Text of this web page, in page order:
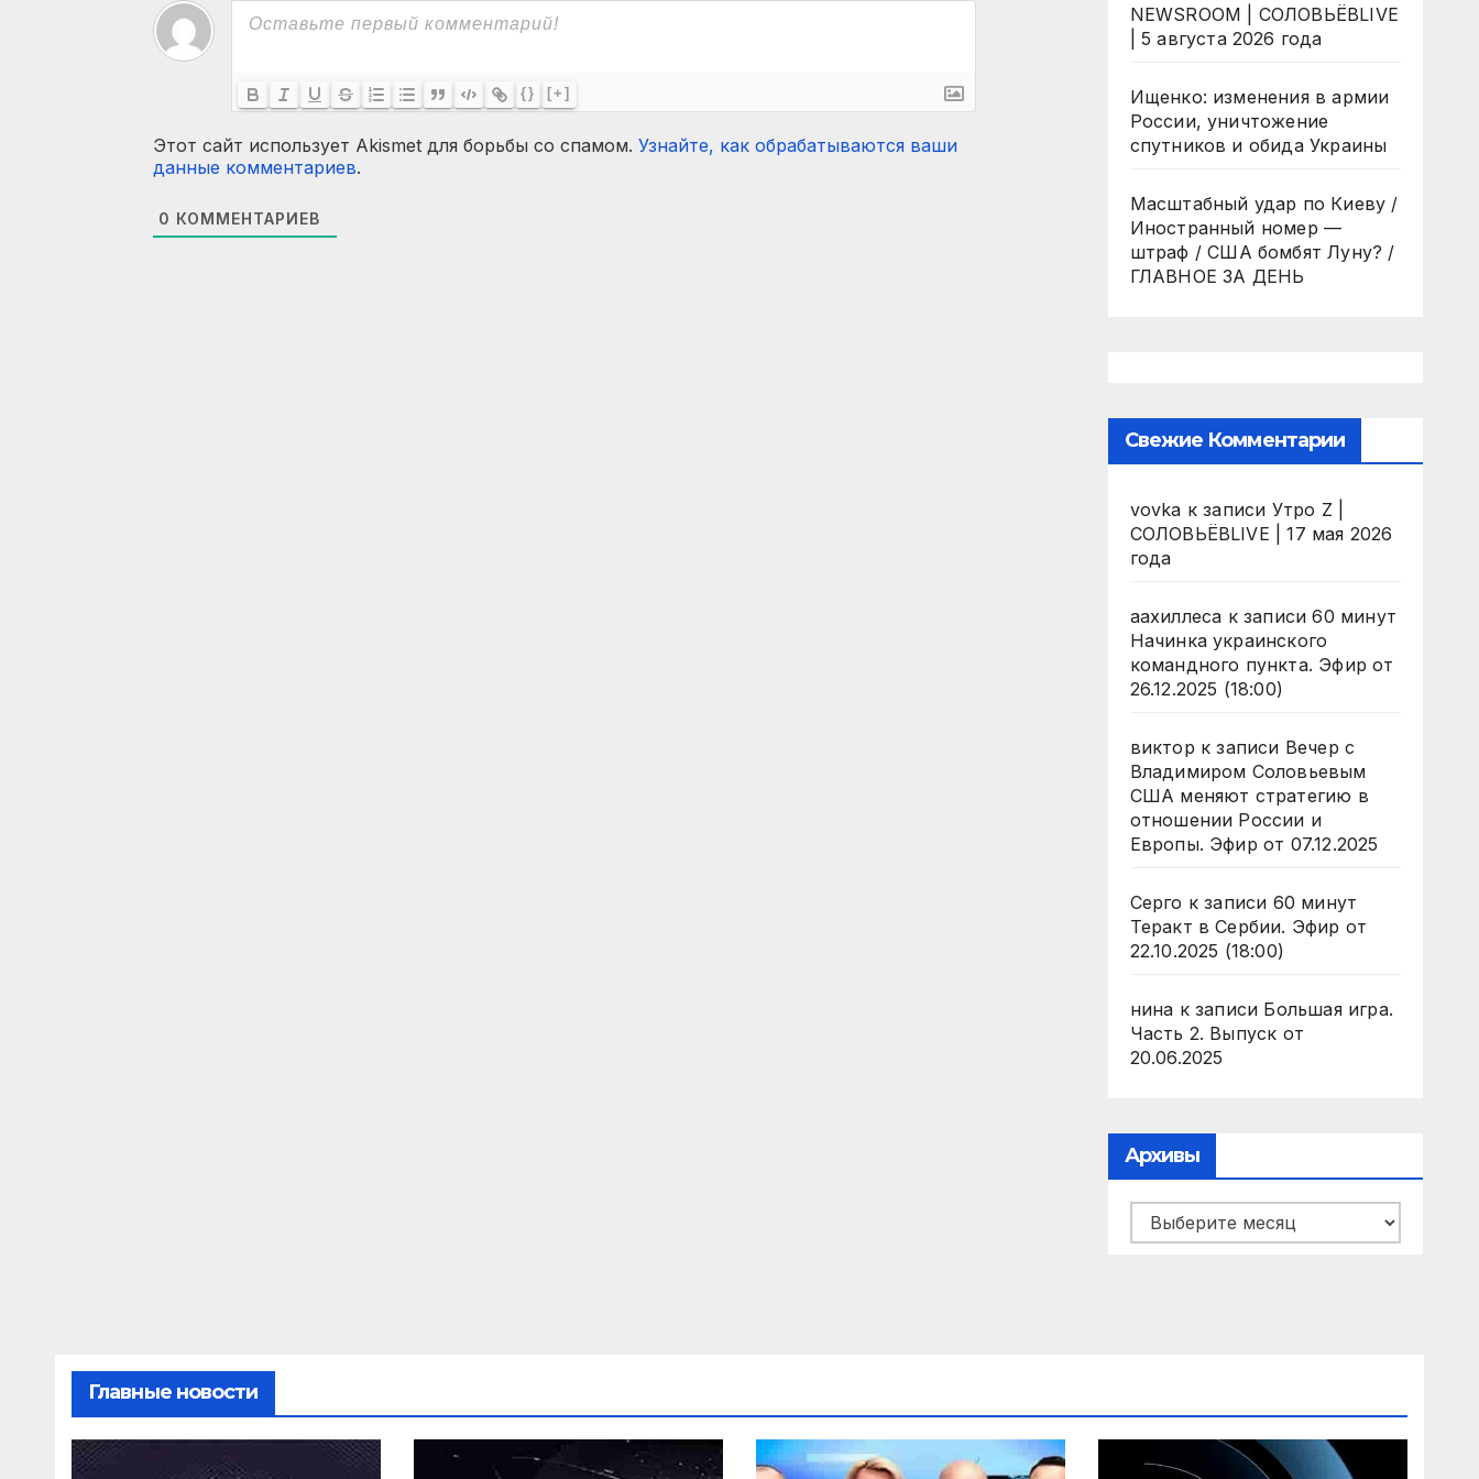
{} [+]
Этот сайт использует Akismet для борьбы со спамом. Узнайте, как обрабатываются ваши
данные комментариев.
0 КОММЕНТАРИЕВ
NEWSROOM | СОЛОВЬЁВLIVE
| 5 августа 2026 года
Ищенко: изменения в армии
России, уничтожение
спутников и обида Украины
Масштабный удар по Киеву /
Иностранный номер —
штраф / США бомбят Луну? /
ГЛАВНОЕ ЗА ДЕНЬ
Свежие Комментарии
vovka к записи Утро Z |
СОЛОВЬЁВLIVE | 17 мая 2026
года
аахиллеса к записи60 минут
Начинка украинского
командного пункта. Эфир от
26.12.2025 (18:00)
виктор к записи Вечер с
Владимиром Соловьевым
США меняют стратегию в
отношении России и
Европы. Эфир от 07.12.2025
Серго к записи 60 минут
Теракт в Сербии. Эфир от
22.10.2025 (18:00)
нина к записи Большая игра.
Часть 2. Выпуск от
20.06.2025
Архивы
Архивы
Главные новости